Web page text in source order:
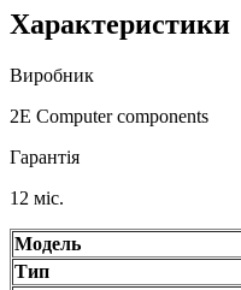
Характеристики
Виробник
2E Computer components
Гарантія
12 міс.
Модель
Тип